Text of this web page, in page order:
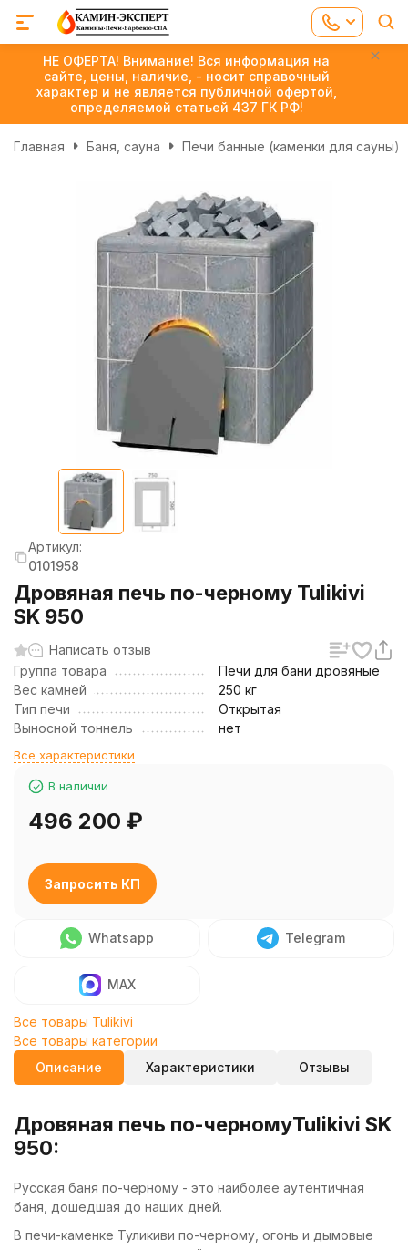
НЕ ОФЕРТА! Внимание! Вся информация на
сайте, цены, наличие, - носит справочный
характер и не является публичной офертой,
определяемой статьей 437 ГК РФ!
Главная Баня, сауна Печи банные (каменки для сауны)
Артикул:
0101958
Дровяная печь по-черному Tulikivi
SK 950
Написать отзыв
Группа товара
Печи для бани дровяные
Вес камней
250 кг
Тип печи
Открытая
Выносной тоннель
нет
Все характеристики
В наличии
496 200 ₽
Запросить КП
Whatsapp Telegram
MAX
Все товары Tulikivi
Все товары категории
Описание
Характеристики Отзывы
Дровяная печь по-черномуTulikivi SK
950:
Русская баня по-черному - это наиболее аутентичная
баня, дошедшая до наших дней.
В печи-каменке Туликиви по-черному, огонь и дымовые